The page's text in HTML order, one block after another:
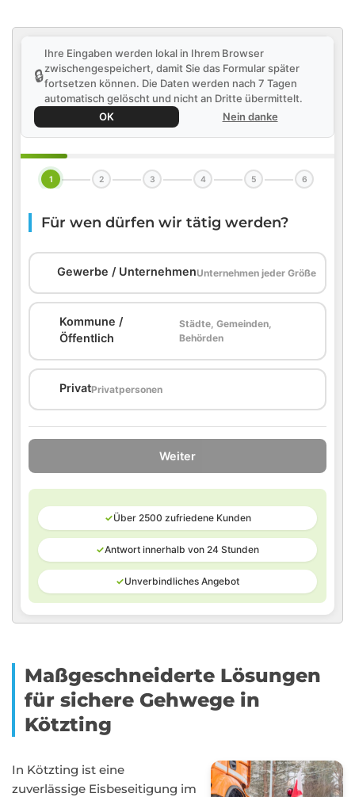
🔒
Ihre Eingaben werden lokal in Ihrem Browser
zwischengespeichert, damit Sie das Formular später
fortsetzen können. Die Daten werden nach 7 Tagen
automatisch gelöscht und nicht an Dritte übermittelt.
OK
Nein danke
1 2 3 4 5 6
Für wen dürfen wir tätig werden?
Gewerbe / UnternehmenUnternehmen jeder Größe
Kommune /
Öffentlich
Städte, Gemeinden,
Behörden
PrivatPrivatpersonen
Weiter
✓Über 2500 zufriedene Kunden
✓Antwort innerhalb von 24 Stunden
✓Unverbindliches Angebot
Maßgeschneiderte Lösungen
für sichere Gehwege in
Kötzting
In Kötzting ist eine
zuverlässige Eisbeseitigung im